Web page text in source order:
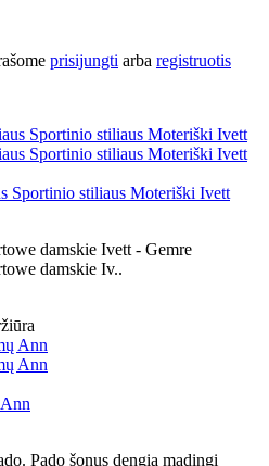
prisijungti arba registruotis
Sportinio stiliaus Moteriški Ivett
damskie Ivett - Gemre
damskie Iv..
Pado šonus dengia madingi